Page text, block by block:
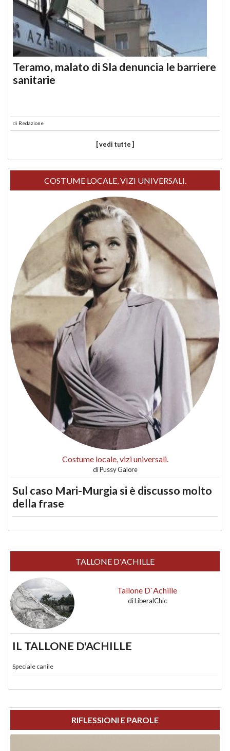
Teramo, malato di Sla denuncia le barriere
sanitarie
di Redazione
[ vedi tutte ]
COSTUME LOCALE, VIZI UNIVERSALI.
Costume locale, vizi universali.
diPussy Galore
Sul caso Mari-Murgia si è discusso molto
della frase
TALLONE D'ACHILLE
Tallone D`Achille
diLiberalChic
IL TALLONE D'ACHILLE
Speciale canile
RIFLESSIONI E PAROLE